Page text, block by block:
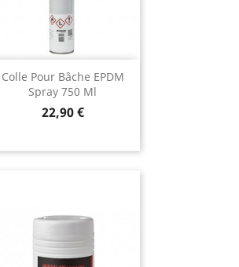
Colle Pour Bâche EPDM
Spray 750 Ml
Prix
22,90 €